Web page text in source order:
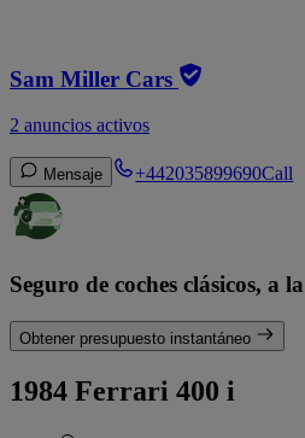
Sam Miller Cars
2 anuncios activos
Mensaje +442035899690Call
Seguro de coches clásicos, a
Obtener presupuesto instantáneo
1984 Ferrari 400 i